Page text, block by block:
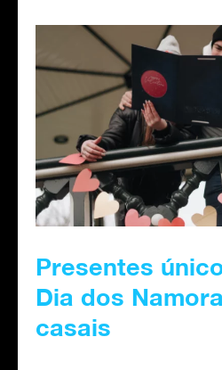
Presentes
Dia dos
casais